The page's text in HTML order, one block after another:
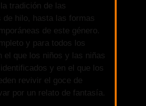
tradición de las
de hilo, hasta las formas
de este género.
y para todos los
el que los niños y las niñas
y en el que los
revivir el goce de
por un relato de fantasía.